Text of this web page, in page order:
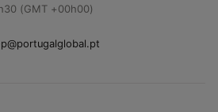
(GMT +00h00)